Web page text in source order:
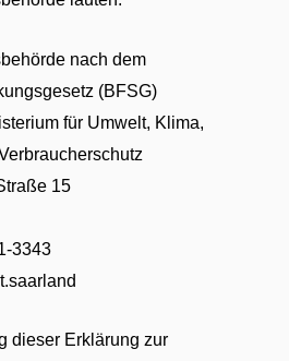
nach dem
(BFSG)
für Umwelt, Klima,
15
3343
dieser Erklärung zur